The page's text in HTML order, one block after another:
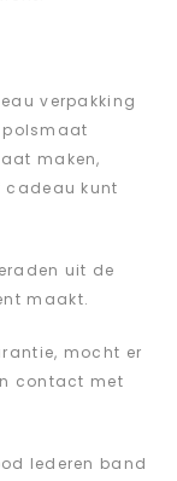
verpakking
maken,
cadeau kunt
uit de
maakt.
mocht er
contact met
lederen band